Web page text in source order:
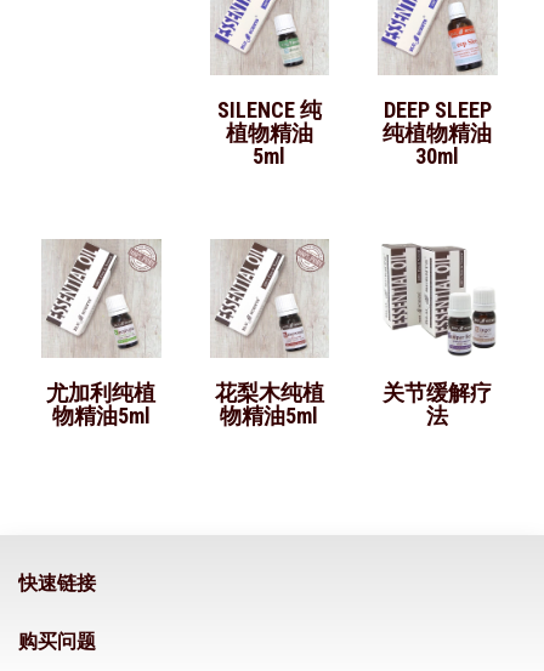
SILENCE 纯
植物精油
5ml
DEEP SLEEP
纯植物精油
30ml
尤加利纯植
物精油5ml
花梨木纯植
物精油5ml
关节缓解疗
法
快速链接
购买问题